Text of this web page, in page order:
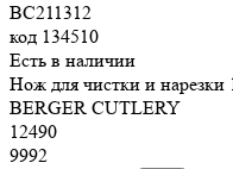
BC211312
код 134510
Есть в наличии
Нож для чистки и нарезки
BERGER CUTLERY
12490
9992